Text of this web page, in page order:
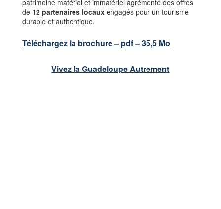
patrimoine matériel et immatériel agrémenté des offres
de 12 partenaires locaux engagés pour un tourisme
durable et authentique.
Téléchargez la brochure – pdf – 35,5 Mo
Vivez la Guadeloupe Autrement